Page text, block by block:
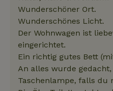
Wunderschöner Ort.
Wunderschönes Licht.
Der Wohnwagen ist
eingerichtet.
Ein richtig gutes Bett
An alles wurde gedacht,
Taschenlampe, falls du